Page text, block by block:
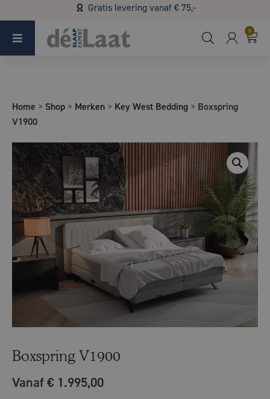
Gratis levering vanaf € 75,-
Koopzondag 29 maart in Bladel van 13.00 - 17.00
0
Home > Shop > Merken > Key West Bedding > Boxspring
V1900
Boxspring V1900
Vanaf € 1.995,00